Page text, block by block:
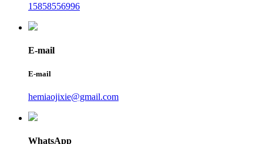
15858556996
E-mail
E-mail
hemiaojixie@gmail.com
WhatsApp